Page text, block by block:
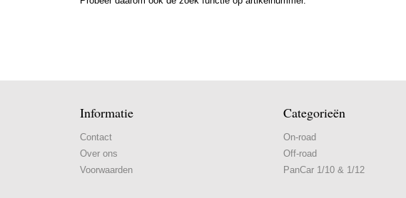
Informatie
Contact
Over ons
Voorwaarden
Categorieën
On-road
Off-road
PanCar 1/10 & 1/12